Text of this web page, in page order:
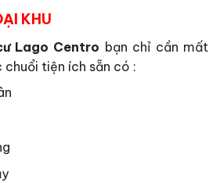
KHU
Lago Centro bạn chỉ cần mất
tiện ích sẵn có :